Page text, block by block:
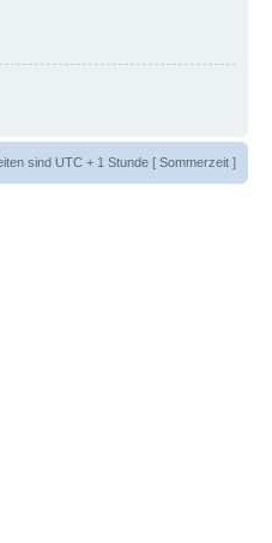
sind UTC + 1 Stunde [ Sommerzeit ]